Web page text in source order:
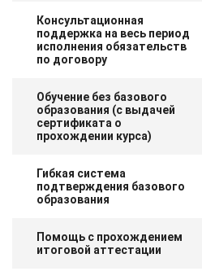
Консультационная
поддержка на весь период
исполнения обязательств
по договору
Обучение без базового
образования (с выдачей
сертификата о
прохождении курса)
Гибкая система
подтверждения базового
образования
Помощь с прохождением
итоговой аттестации